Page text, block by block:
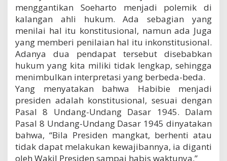
menggantikan Soeharto menjadi polemik di
kalangan ahli hukum. Ada sebagian yang
menilai hal itu konstitusional, namun ada Juga
yang memberi penilaian hal itu inkonstitusional.
Adanya dua pendapat tersebut disebabkan
hukum yang kita miliki tidak lengkap, sehingga
menimbulkan interpretasi yang berbeda-beda.
Yang menyatakan bahwa Habibie menjadi
presiden adalah konstitusional, sesuai dengan
Pasal 8 Undang-Undang Dasar 1945. Dalam
Pasal 8 Undang-Undang Dasar 1945 dinyatakan
bahwa, “Bila Presiden mangkat, berhenti atau
tidak dapat melakukan kewajibannya, ia diganti
oleh Wakil Presiden sampai habis waktunya.”